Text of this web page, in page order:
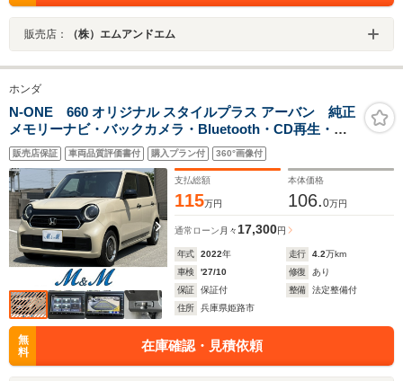
販売店： （株）エムアンドエム
ホンダ
N-ONE 660 オリジナル スタイルプラス アーバン 純正
メモリーナビ・バックカメラ・Bluetooth・CD再生・
ETC・リヤセンサー・スマートキー・LEDヘッドライ
ト・シートヒーター・クルーズコントロール・衝突被害
軽減ブレーキ
販売店保証 車両品質評価書付 購入プラン付 360°画像付
支払総額
115万円
本体価格
106.0万円
通常ローン 月々 17,300円
年式 2022年 走行 4.2万km
車検
'27/10 修復
あり
保証
保証付 整備
法定整備付
住所
兵庫県姫路市
無
料
在庫確認・見積依頼